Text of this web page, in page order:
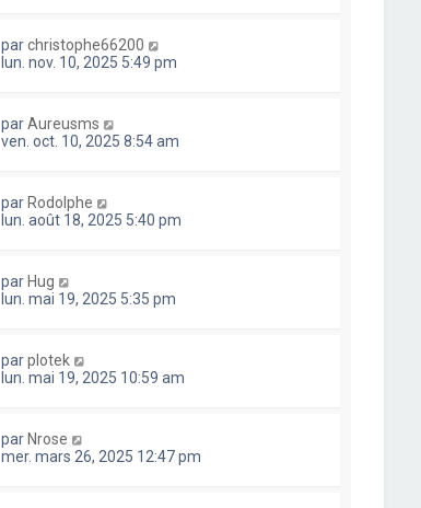
parchristophe66200
lun. nov. 10, 2025 5:49 pm
parAureusms
ven. oct. 10, 2025 8:54 am
par Rodolphe
lun. août 18, 2025 5:40 pm
par Hug
lun. mai 19, 2025 5:35 pm
parplotek
lun. mai 19, 2025 10:59 am
par Nrose
mer. mars 26, 2025 12:47 pm